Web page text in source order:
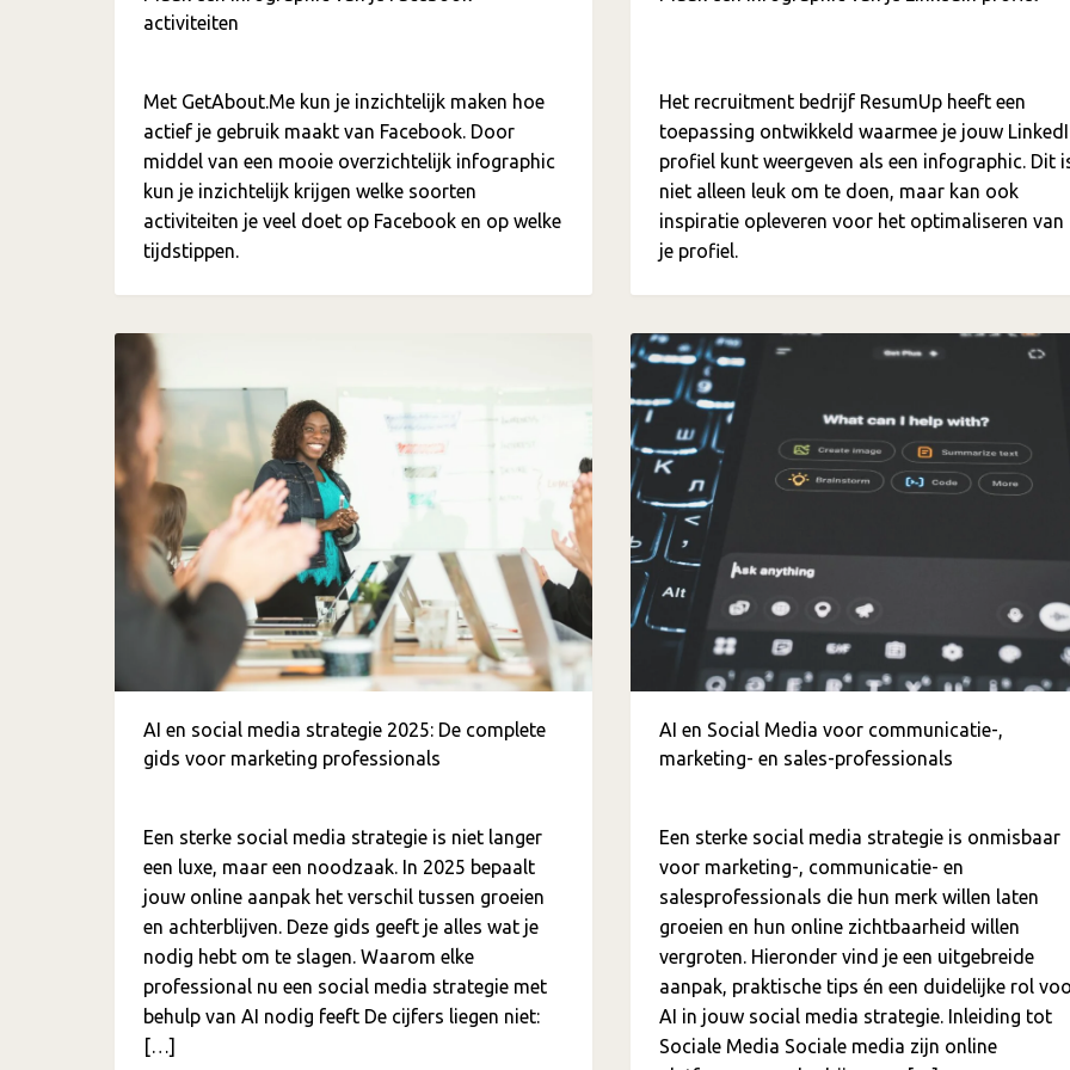
activiteiten
Met GetAbout.Me kun je inzichtelijk maken hoe
actief je gebruik maakt van Facebook. Door
middel van een mooie overzichtelijk infographic
kun je inzichtelijk krijgen welke soorten
activiteiten je veel doet op Facebook en op welke
tijdstippen.
Het recruitment bedrijf ResumUp heeft een
toepassing ontwikkeld waarmee je jouw
profiel kunt weergeven als een infographic. Dit
niet alleen leuk om te doen, maar kan ook
inspiratie opleveren voor het optimaliseren van
je profiel.
AI en social media strategie 2025: De complete
gids voor marketing professionals
Een sterke social media strategie is niet langer
een luxe, maar een noodzaak. In 2025 bepaalt
jouw online aanpak het verschil tussen groeien
en achterblijven. Deze gids geeft je alles wat je
nodig hebt om te slagen. Waarom elke
professional nu een social media strategie met
behulp van AI nodig feeft De cijfers liegen niet:
[…]
AI en Social Media voor communicatie-,
marketing- en sales-professionals
Een sterke social media strategie is onmisbaar
voor marketing-, communicatie- en
salesprofessionals die hun merk willen laten
groeien en hun online zichtbaarheid willen
vergroten. Hieronder vind je een uitgebreide
aanpak, praktische tips én een duidelijke rol
AI in jouw social media strategie. Inleiding tot
Sociale Media Sociale media zijn online